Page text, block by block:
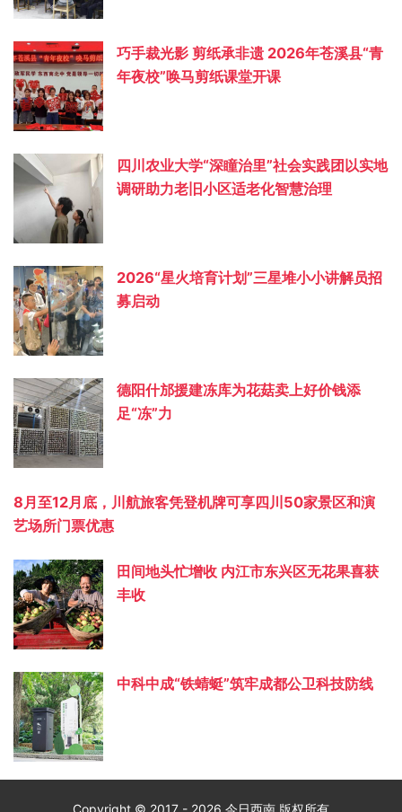
巧手裁光影 剪纸承非遗 2026年苍溪县“青
年夜校”唤马剪纸课堂开课
四川农业大学“深瞳治里”社会实践团以实地
调研助力老旧小区适老化智慧治理
2026“星火培育计划”三星堆小小讲解员招
募启动
德阳什邡援建冻库为花菇卖上好价钱添
足“冻”力
8月至12月底，川航旅客凭登机牌可享四川50家景区和演
艺场所门票优惠
田间地头忙增收 内江市东兴区无花果喜获
丰收
中科中成“铁蜻蜓”筑牢成都公卫科技防线
Copyright © 2017 - 2026 今日西南 版权所有